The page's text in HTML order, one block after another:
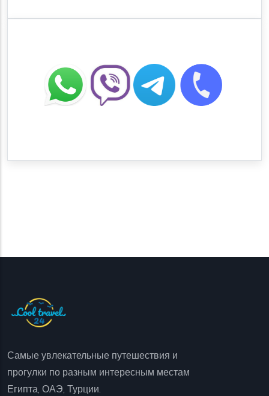
Самые увлекательные путешествия и
прогулки по разным интересным местам
Египта, ОАЭ, Турции.